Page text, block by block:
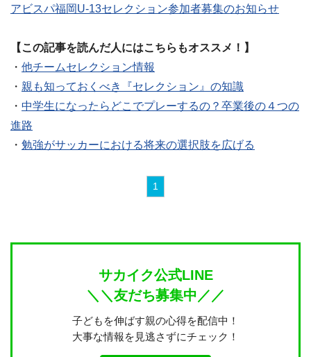
アビスパ福岡U-13セレクション参加者募集のお知らせ
【この記事を読んだ人にはこちらもオススメ！】
・ 他チームセレクション情報
・ 親も知っておくべき『セレクション』の知識
・ 中学生になったらどこでプレーするの？卒業後の４つの
進路
・ 勉強がサッカーにおける将来の選択肢を広げる
1
サカイク公式LINE
＼＼友だち募集中／／
子どもを伸ばす親の心得を配信中！
大事な情報を見逃さずにチェック！